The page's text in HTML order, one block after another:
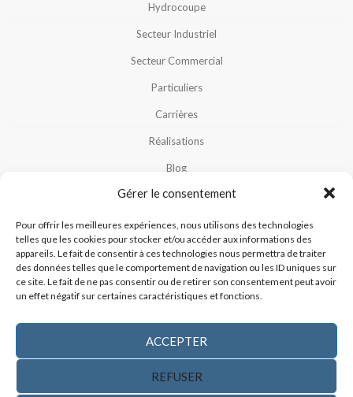
Gérer le consentement
Pour offrir les meilleures expériences, nous utilisons des technologies
telles que les cookies pour stocker et/ou accéder aux informations des
appareils. Le fait de consentir à ces technologies nous permettra de traiter
des données telles que le comportement de navigation ou les ID uniques sur
ce site. Le fait de ne pas consentir ou de retirer son consentement peut avoir
un effet négatif sur certaines caractéristiques et fonctions.
ACCEPTER
REFUSER
Hydrocoupe
Secteur Industriel
Secteur Commercial
Particuliers
Carrières
Réalisations
Blog
Notre Équipe
Nous Contacter
Politique De Cookies (CA)
Politique De Confidentialité